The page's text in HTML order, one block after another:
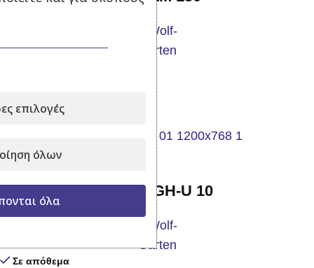
Προσθήκη στο καλάθι
Γάντια κήπου WOLF GH-U 10
Σε απόθεμα
επιλογές
όλων
όλα